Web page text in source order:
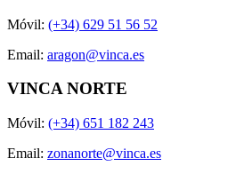
Móvil: (+34) 629 51 56 52
Email: aragon@vinca.es
VINCA NORTE
Móvil: (+34) 651 182 243
Email: zonanorte@vinca.es